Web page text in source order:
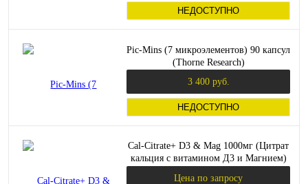
НЕДОСТУПНО
Pic-Mins (7 микроэлементов) 90 капсул
(Thorne Research)
3 400 руб.
НЕДОСТУПНО
Cal-Citrate+ D3 & Mag 1000мг (Цитрат
кальция с витамином Д3 и Магнием)
Цена по запросу